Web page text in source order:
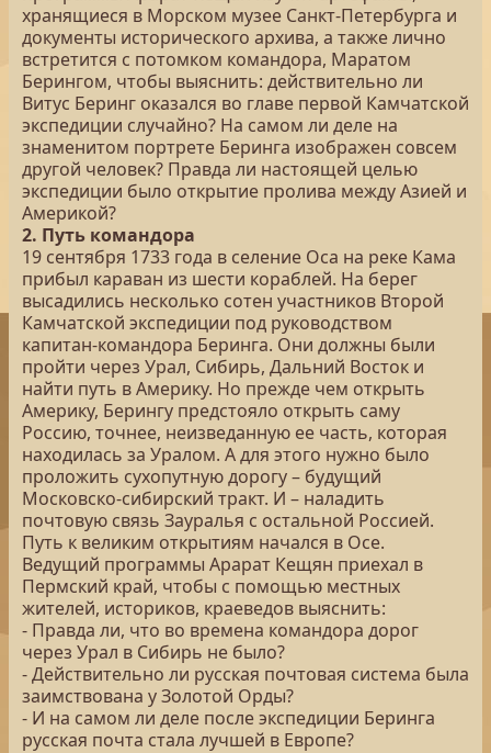
хранящиеся в Морском музее Санкт-Петербурга и
документы исторического архива, а также лично
встретится с потомком командора, Маратом
Берингом, чтобы выяснить: действительно ли
Витус Беринг оказался во главе первой Камчатской
экспедиции случайно? На самом ли деле на
знаменитом портрете Беринга изображен совсем
другой человек? Правда ли настоящей целью
экспедиции было открытие пролива между Азией и
Америкой?
2. Путь командора
19 сентября 1733 года в селение Оса на реке Кама
прибыл караван из шести кораблей. На берег
высадились несколько сотен участников Второй
Камчатской экспедиции под руководством
капитан-командора Беринга. Они должны были
пройти через Урал, Сибирь, Дальний Восток и
найти путь в Америку. Но прежде чем открыть
Америку, Берингу предстояло открыть саму
Россию, точнее, неизведанную ее часть, которая
находилась за Уралом. А для этого нужно было
проложить сухопутную дорогу – будущий
Московско-сибирский тракт. И – наладить
почтовую связь Зауралья с остальной Россией.
Путь к великим открытиям начался в Осе.
Ведущий программы Арарат Кещян приехал в
Пермский край, чтобы с помощью местных
жителей, историков, краеведов выяснить:
- Правда ли, что во времена командора дорог
через Урал в Сибирь не было?
- Действительно ли русская почтовая система была
заимствована у Золотой Орды?
- И на самом ли деле после экспедиции Беринга
русская почта стала лучшей в Европе?